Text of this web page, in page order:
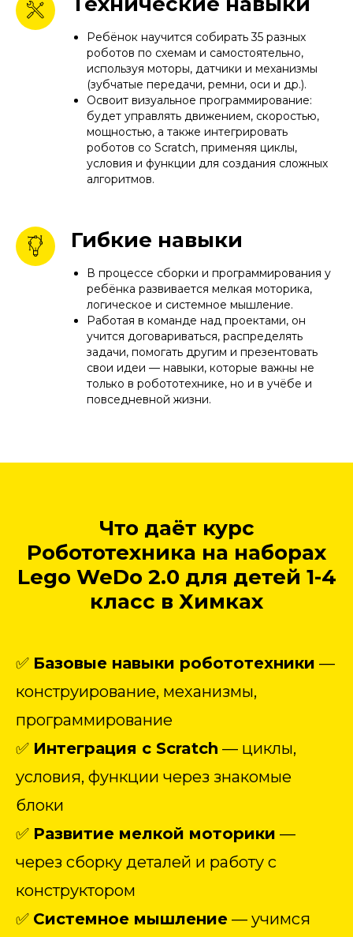
Ребёнок научится собирать 35 разных
роботов по схемам и самостоятельно,
используя моторы, датчики и механизмы
(зубчатые передачи, ремни, оси и др.).
Освоит визуальное программирование:
будет управлять движением, скоростью,
мощностью, а также интегрировать
роботов со Scratch, применяя циклы,
условия и функции для создания сложных
алгоритмов.
Гибкие навыки
В процессе сборки и программирования у
ребёнка развивается мелкая моторика,
логическое и системное мышление.
Работая в команде над проектами, он
учится договариваться, распределять
задачи, помогать другим и презентовать
свои идеи — навыки, которые важны не
только в робототехнике, но и в учёбе и
повседневной жизни.
Что даёт курс
Робототехника на наборах
Lego WeDo 2.0 для детей 1-4
класс в Химках
✅ Базовые навыки робототехники —
конструирование, механизмы,
программирование
✅ Интеграция с Scratch — циклы,
условия, функции через знакомые
блоки
✅ Развитие мелкой моторики —
через сборку деталей и работу с
конструктором
✅ Системное мышление — учимся